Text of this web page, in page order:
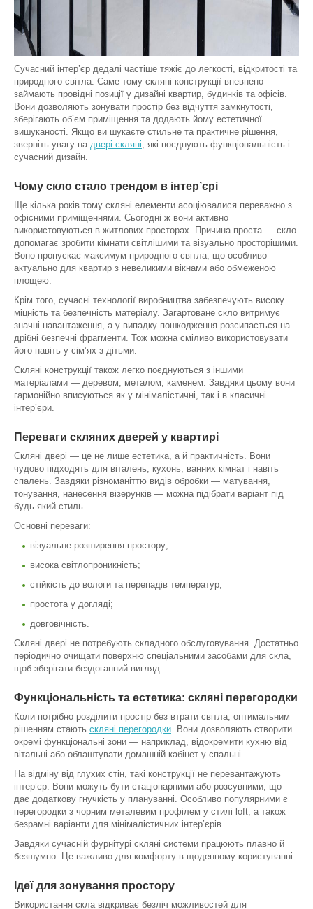
Сучасний інтер’єр дедалі частіше тяжіє до легкості, відкритості та
природного світла. Саме тому скляні конструкції впевнено
займають провідні позиції у дизайні квартир, будинків та офісів.
Вони дозволяють зонувати простір без відчуття замкнутості,
зберігають об’єм приміщення та додають йому естетичної
вишуканості. Якщо ви шукаєте стильне та практичне рішення,
зверніть увагу на двері скляні, які поєднують функціональність і
сучасний дизайн.
Чому скло стало трендом в інтер’єрі
Ще кілька років тому скляні елементи асоціювалися переважно з
офісними приміщеннями. Сьогодні ж вони активно
використовуються в житлових просторах. Причина проста — скло
допомагає зробити кімнати світлішими та візуально просторішими.
Воно пропускає максимум природного світла, що особливо
актуально для квартир з невеликими вікнами або обмеженою
площею.
Крім того, сучасні технології виробництва забезпечують високу
міцність та безпечність матеріалу. Загартоване скло витримує
значні навантаження, а у випадку пошкодження розсипається на
дрібні безпечні фрагменти. Тож можна сміливо використовувати
його навіть у сім’ях з дітьми.
Скляні конструкції також легко поєднуються з іншими
матеріалами — деревом, металом, каменем. Завдяки цьому вони
гармонійно вписуються як у мінімалістичні, так і в класичні
інтер’єри.
Переваги скляних дверей у квартирі
Скляні двері — це не лише естетика, а й практичність. Вони
чудово підходять для віталень, кухонь, ванних кімнат і навіть
спалень. Завдяки різноманіттю видів обробки — матування,
тонування, нанесення візерунків — можна підібрати варіант під
будь-який стиль.
Основні переваги:
візуальне розширення простору;
висока світлопроникність;
стійкість до вологи та перепадів температур;
простота у догляді;
довговічність.
Скляні двері не потребують складного обслуговування. Достатньо
періодично очищати поверхню спеціальними засобами для скла,
щоб зберігати бездоганний вигляд.
Функціональність та естетика: скляні перегородки
Коли потрібно розділити простір без втрати світла, оптимальним
рішенням стають скляні перегородки. Вони дозволяють створити
окремі функціональні зони — наприклад, відокремити кухню від
вітальні або облаштувати домашній кабінет у спальні.
На відміну від глухих стін, такі конструкції не перевантажують
інтер’єр. Вони можуть бути стаціонарними або розсувними, що
дає додаткову гнучкість у плануванні. Особливо популярними є
перегородки з чорним металевим профілем у стилі loft, а також
безрамні варіанти для мінімалістичних інтер’єрів.
Завдяки сучасній фурнітурі скляні системи працюють плавно й
безшумно. Це важливо для комфорту в щоденному користуванні.
Ідеї для зонування простору
Використання скла відкриває безліч можливостей для